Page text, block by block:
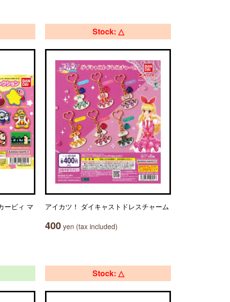
ービィ マ
Stock: △
アイカツ！ ダイキャストドレスチャーム
400 yen (tax included)
Stock: △